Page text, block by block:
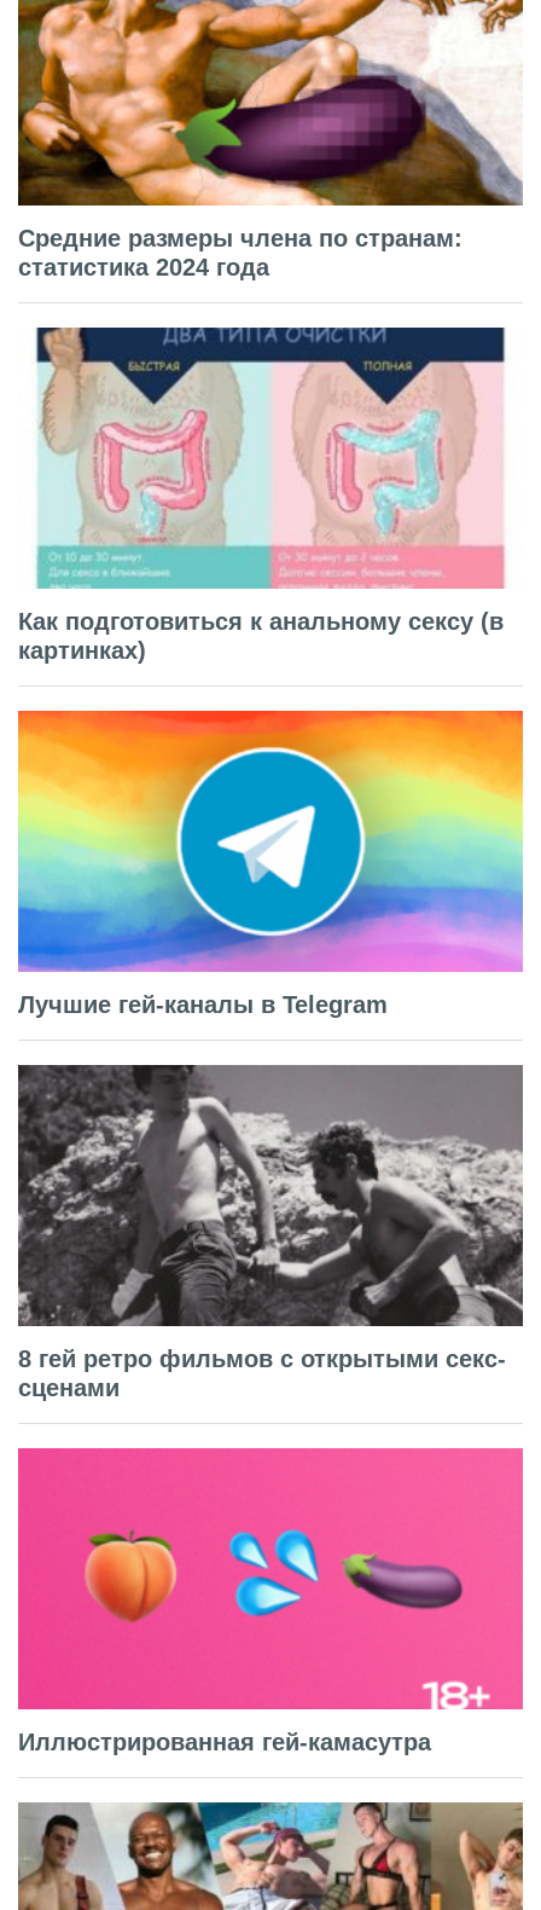
Средние размеры члена по странам:
статистика 2024 года
Как подготовиться к анальному сексу (в
картинках)
Лучшие гей-каналы в Telegram
8 гей ретро фильмов с открытыми секс-
сценами
Иллюстрированная гей-камасутра